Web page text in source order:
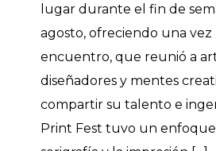
lugar durante el fin de
agosto, ofreciendo una vez
encuentro, que reunió a
diseñadores y mentes
compartir su talento e
Print Fest tuvo un enfoque